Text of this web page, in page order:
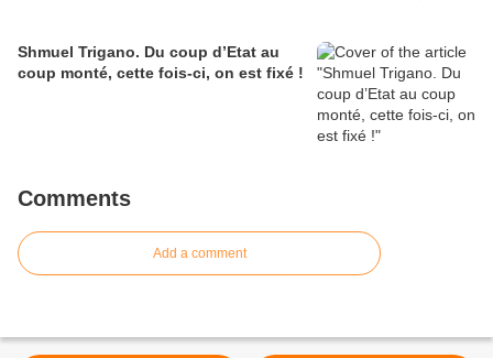
Shmuel Trigano. Du coup d’Etat au
coup monté, cette fois-ci, on est fixé !
Comments
Add a comment